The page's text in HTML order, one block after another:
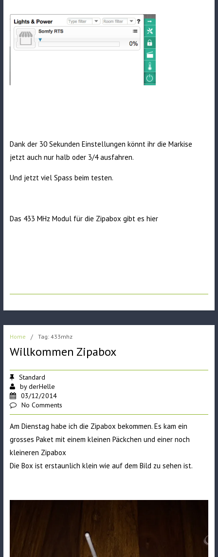
Dank der 30 Sekunden Einstellungen könnt ihr die Markise
jetzt auch nur halb oder 3/4 ausfahren.
Und jetzt viel Spass beim testen.
Das 433 MHz Modul für die Zipabox gibt es hier
Home / Tag: 433mhz
Willkommen Zipabox
Standard
byderHelle
03/12/2014
No Comments
Am Dienstag habe ich die Zipabox bekommen. Es kam ein
grosses Paket mit einem kleinen Päckchen und einer noch
kleineren Zipabox
Die Box ist erstaunlich klein wie auf dem Bild zu sehen ist.